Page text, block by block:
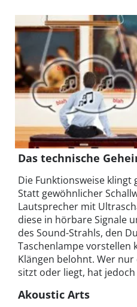
Das technische
Die Funktionsweise
Statt gewöhnlicher
Lautsprecher mit
diese in hörbare Signale
des Sound-Strahls, den
Taschenlampe vorstellen
Klängen belohnt. Wer
sitzt oder liegt, hat jedoch
Akoustic Arts